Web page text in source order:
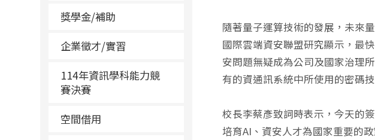
獎學金/補助
企業徵才/實習
114年資訊學科能力競
賽決賽
空間借用
隨著量子運算技術的發展，未來
國際雲端資安聯盟研究顯示，最
安問題無疑成為公司及國家治理
有的資通訊系統中所使用的密碼
校長李蔡彥致詞時表示，今天的
培育AI、資安人才為國家重要的